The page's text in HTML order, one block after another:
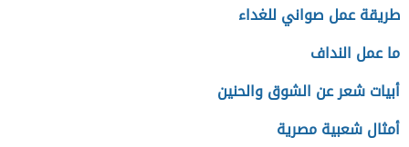
طريقة عمل صواني للغداء
ما عمل النداف
أبيات شعر عن الشوق والحنين
أمثال شعبية مصرية